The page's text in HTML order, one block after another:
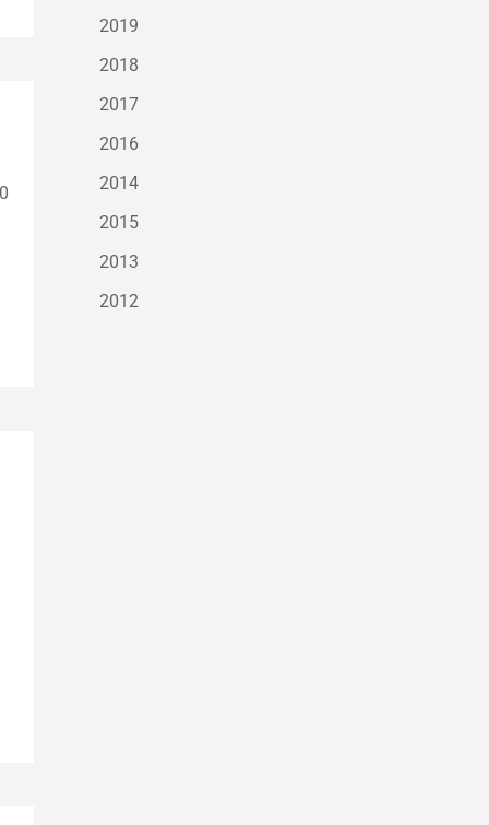
2019
2018
2017
2016
2014
2015
2013
2012